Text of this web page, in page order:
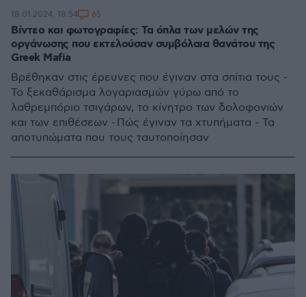
Βίντεο και φωτογραφίες: Τα όπλα των μελών της
οργάνωσης που εκτελούσαν συμβόλαια θανάτου της
Greek Mafia
Βρέθηκαν στις έρευνες που έγιναν στα σπίτια τους -
Το ξεκαθάρισμα λογαριασμών γύρω από το
λαθρεμπόριο τσιγάρων, το κίνητρο των δολοφονιών
και των επιθέσεων - Πώς έγιναν τα χτυπήματα - Τα
αποτυπώματα που τους ταυτοποίησαν
18.01.2024, 18:54 65